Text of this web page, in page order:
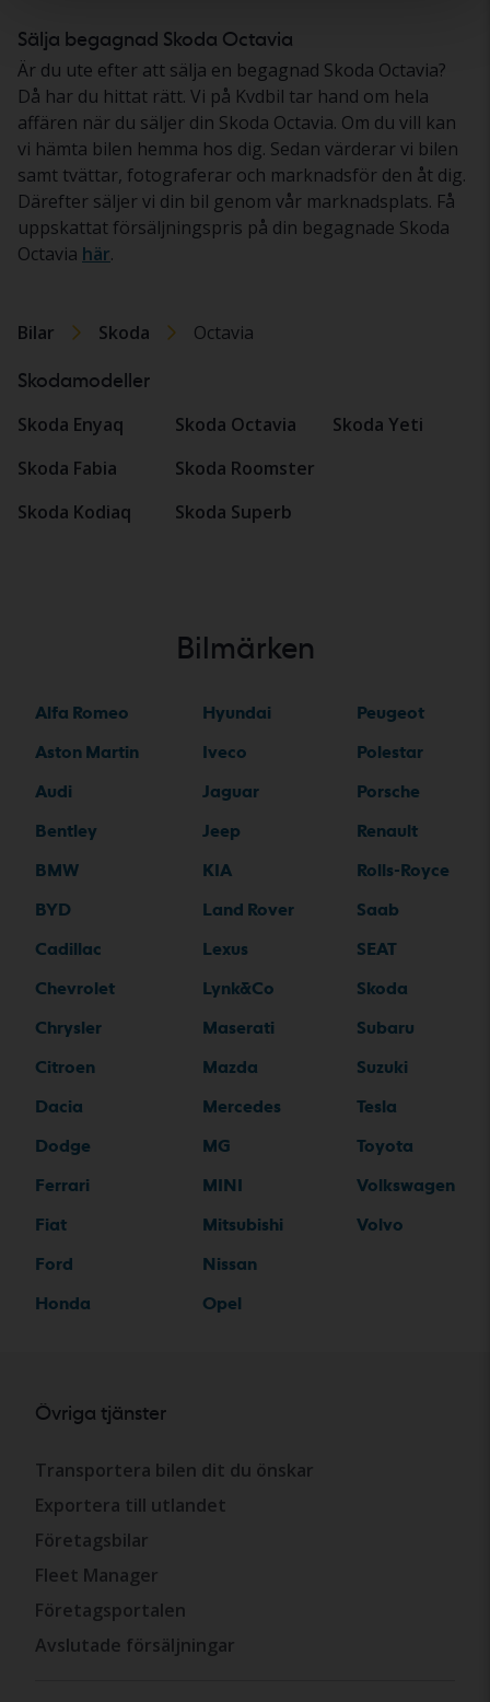
Sälja begagnad Skoda Octavia
Är du ute efter att sälja en begagnad Skoda Octavia?
Då har du hittat rätt. Vi på Kvdbil tar hand om hela
affären när du säljer din Skoda Octavia. Om du vill kan
vi hämta bilen hemma hos dig. Sedan värderar vi bilen
samt tvättar, fotograferar och marknadsför den åt dig.
Därefter säljer vi din bil genom vår marknadsplats. Få
uppskattat försäljningspris på din begagnade Skoda
Octavia här.
Bilar Skoda Octavia
Skodamodeller
Skoda Enyaq
Skoda Fabia
Skoda Kodiaq
Skoda Octavia
Skoda Roomster
Skoda Superb
Skoda Yeti
Bilmärken
Alfa Romeo
Aston Martin
Audi
Bentley
BMW
BYD
Cadillac
Chevrolet
Chrysler
Citroen
Dacia
Dodge
Ferrari
Fiat
Ford
Honda
Hyundai
Iveco
Jaguar
Jeep
KIA
Land Rover
Lexus
Lynk&Co
Maserati
Mazda
Mercedes
MG
MINI
Mitsubishi
Nissan
Opel
Peugeot
Polestar
Porsche
Renault
Rolls-Royce
Saab
SEAT
Skoda
Subaru
Suzuki
Tesla
Toyota
Volkswagen
Volvo
Övriga tjänster
Transportera bilen dit du önskar
Exportera till utlandet
Företagsbilar
Fleet Manager
Företagsportalen
Avslutade försäljningar